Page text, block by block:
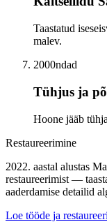
Taastatud
malev.
2000ndad
Tühjus ja
Hoone jääb
Restaureerimine
2022. aastal alustas
restaureerimist —
aaderdamise detailid
Loe tööde ja